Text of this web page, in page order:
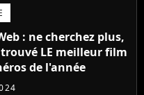
: ne cherchez plus,
LE meilleur film
de l'année